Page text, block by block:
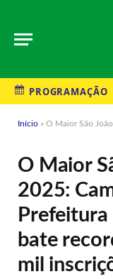
PROGRAMAÇÃO
Início » O Maior São João do Mundo 2025:
O Maior
2025:
Prefeitura
bate
mil